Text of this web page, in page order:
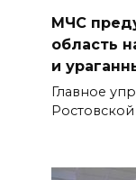
МЧС
область
и
Главное